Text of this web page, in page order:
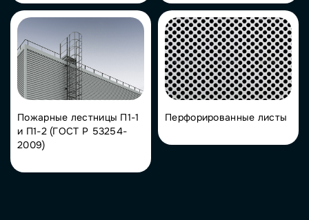
Пожарные лестницы П1-1
и П1-2 (ГОСТ Р 53254-
2009)
Перфорированные листы